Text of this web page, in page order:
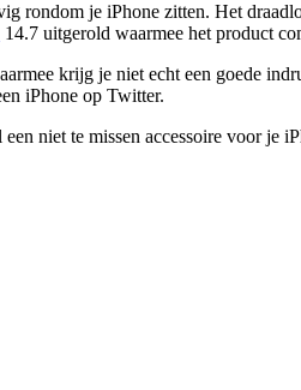
rondom je iPhone zitten. Het
14.7 uitgerold waarmee het product
krijg je niet echt een goede
iPhone op Twitter.
niet te missen accessoire voor je